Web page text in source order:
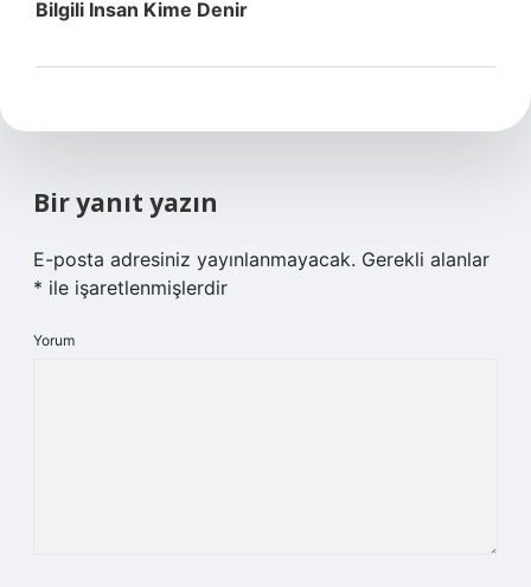
Bilgili Insan Kime Denir
Bir yanıt yazın
E-posta adresiniz yayınlanmayacak. Gerekli alanlar
* ile işaretlenmişlerdir
Yorum